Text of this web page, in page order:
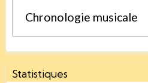
Chronologie musicale
Statistiques